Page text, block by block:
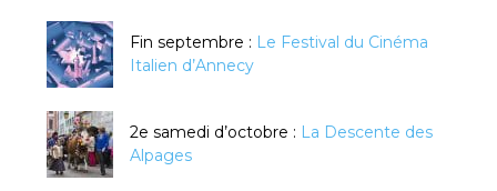
Fin septembre : Le Festival du Cinéma
Italien d’Annecy
2e samedi d’octobre : La Descente des
Alpages